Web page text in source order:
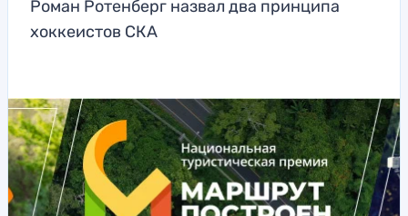
Роман Ротенберг назвал два принципа
хоккеистов СКА